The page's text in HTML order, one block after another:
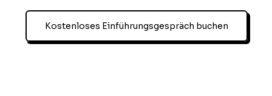
Kostenloses Einführungsgespräch buchen